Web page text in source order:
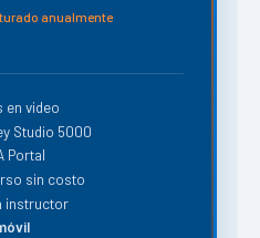
anualmente
en video
Studio 5000
Portal
sin costo
instructor